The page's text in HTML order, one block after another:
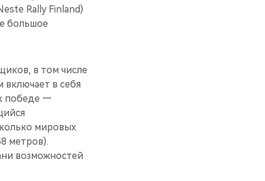
Rally Finland)
большое
в том числе
в себя
победе —
мировых
метров).
возможностей